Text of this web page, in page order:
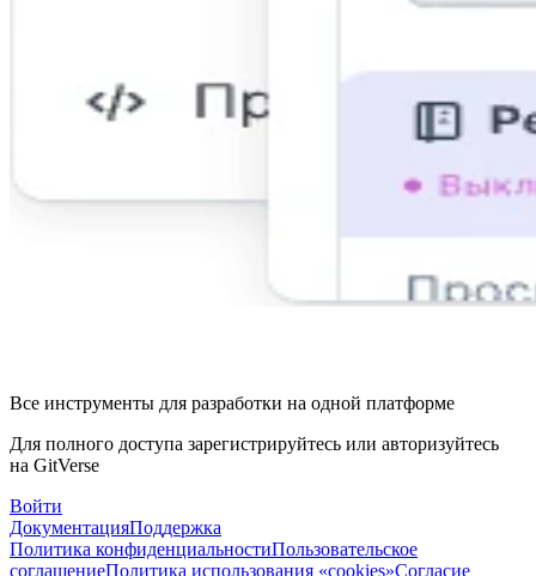
Все инструменты для разработки на одной платформе
Для полного доступа зарегистрируйтесь или авторизуйтесь
на GitVerse
Войти
ДокументацияПоддержка
Политика конфиденциальностиПользовательское
соглашениеПолитика использования «cookies»Согласие